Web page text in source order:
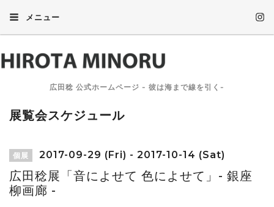
メニュー
広田稔 公式ホームページ - 彼は海まで線を引く-
展覧会スケジュール
個展 2017-09-29 (Fri) - 2017-10-14 (Sat)
広田稔展「音によせて 色によせて」- 銀座
柳画廊 -